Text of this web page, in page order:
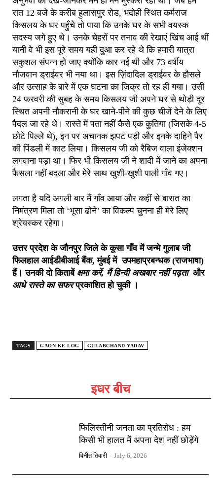
इधर बीच
फिलिस्तीनी जनता का प्रतिरोध : हम
किसी भी हालत में अपना देश नहीं छोड़ेंगे
विनीत तिवारी - July 6, 2026
रात 12 बजे के करीब हुलासपुर रोड, भदोही स्थित कर्मराज
किसलय के घर पहुँचे तो पाया कि उनके घर के सभी वयस्क
सदस्य जगे हुए थे। उनके चेहरों पर तनाव की रेखाएं खिंच आई थीं
यानी वे भी इस पूरे समय यही दुआ कर रहे थे कि हमारी यात्रा
सकुशल संपन्न हो जाए क्योंकि कार नई थी और 73 वर्षीय
नौजवान ड्राईवर भी नया था। इस ज़िंदादिल ड्राईवर के हौसले
और उत्साह के बारे में एक घटना का जिक्र तो रह ही गया। उसी
24 फरवरी की सुबह के समय किसलय जी अपने घर से थोड़ी दूर
स्थित अपनी नौकरानी के घर खाने-पीने की कुछ चीजें देने के लिए
पैदल जा रहे थे। रास्ते में पता नहीं कैसे एक कुतिया (जिसके 4-5
छोटे पिल्ले थे), इन पर अचानक झपट पड़ी और इनके दाहिने पैर
की पिंडली में काट लिया। किसलय जी को रैबिज वाला इंजेक्शन
लगवाना पड़ा था। फिर भी किसलय जी ने शादी में जाने का अपना
फैसला नहीं बदला और मेरे साथ खुशी-खुशी पाली गाँव गए।
लगता है यदि अगली बार मैं गाँव आया और कहीं से बारात का
निमंत्रण मिला तो ‘भूसा ढोने’ का विकल्प चुनना ही मेरे लिए
श्रेयस्कर रहेगा।
उत्तर प्रदेश के जौनपुर जिले के कूसा गाँव में जन्मे गुलाब जी
फिलहाल आईडीबीआई बैंक,मुंबई में उपमहाप्रबन्धक (राजभाषा)
हैं। उनकी दो किताबें क्षमा करें, मैं हिन्दी अखबार नहीं पढ़ता और
आधे रास्ते का सफर प्रकाशित हो चुकी ।
TAGS GAON KE LOG GULABCHAND YADAV